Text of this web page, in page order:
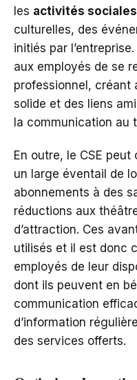
les activités sociales
culturelles, des
initiés par
aux employés de se
professionnel, créant
solide et des liens
la communication au
En outre, le CSE peut
un large éventail de
abonnements à des
réductions aux
d’attraction. Ces
utilisés et il est donc
employés de leur
dont ils peuvent en
communication
d’information
des services offerts.